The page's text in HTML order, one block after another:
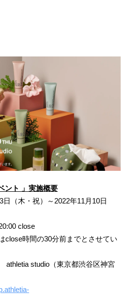
ント 」実施概要
日（木・祝）～2022年11月10日
close
close時間の30分前までとさせてい
athletia studio（東京都渋谷区神宮